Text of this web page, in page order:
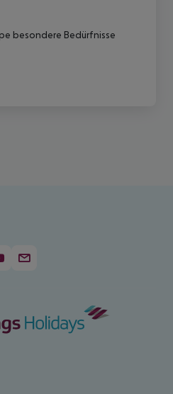
besondere Bedürfnisse